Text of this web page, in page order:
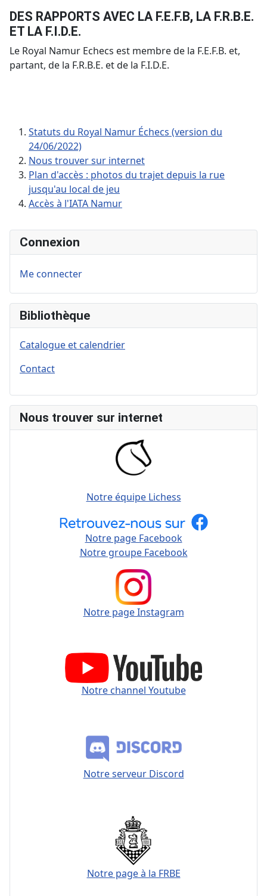
DES RAPPORTS AVEC LA F.E.F.B, LA F.R.B.E.
ET LA F.I.D.E.
Le Royal Namur Echecs est membre de la F.E.F.B. et,
partant, de la F.R.B.E. et de la F.I.D.E.
Statuts du Royal Namur Échecs (version du
24/06/2022)
Nous trouver sur internet
Plan d'accès : photos du trajet depuis la rue
jusqu'au local de jeu
Accès à l'IATA Namur
Connexion
Me connecter
Bibliothèque
Catalogue et calendrier
Contact
Nous trouver sur internet
Notre équipe Lichess
Notre page Facebook
Notre groupe Facebook
Notre page Instagram
Notre channel Youtube
Notre serveur Discord
Notre page à la FRBE